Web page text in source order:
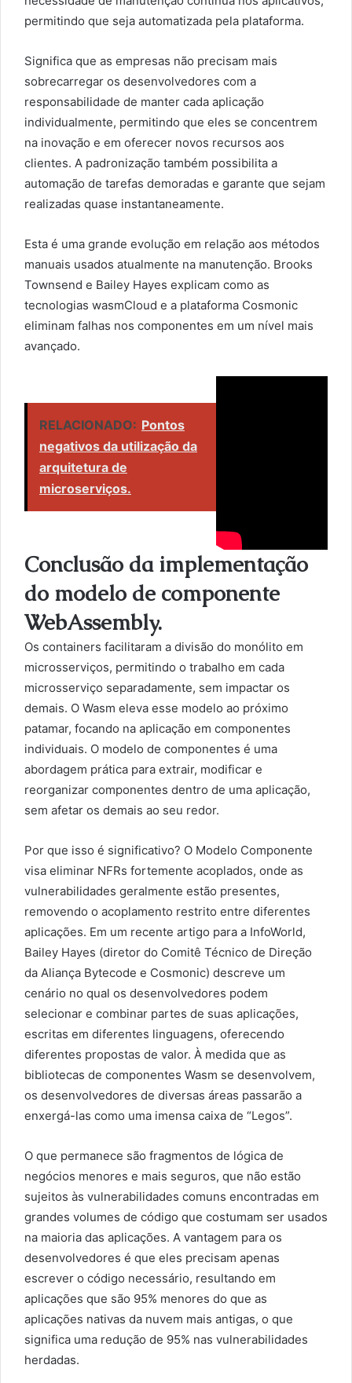
permitindo que seja automatizada pela plataforma.
Significa que as empresas não precisam mais
sobrecarregar os desenvolvedores com a
responsabilidade de manter cada aplicação
individualmente, permitindo que eles se concentrem
na inovação e em oferecer novos recursos aos
clientes. A padronização também possibilita a
automação de tarefas demoradas e garante que sejam
realizadas quase instantaneamente.
Esta é uma grande evolução em relação aos métodos
manuais usados atualmente na manutenção. Brooks
Townsend e Bailey Hayes explicam como as
tecnologias wasmCloud e a plataforma Cosmonic
eliminam falhas nos componentes em um nível mais
avançado.
RELACIONADO: Pontos
negativos da utilização da
arquitetura de
microserviços.
Conclusão da implementação
do modelo de componente
WebAssembly.
Os containers facilitaram a divisão do monólito em
microsserviços, permitindo o trabalho em cada
microsserviço separadamente, sem impactar os
demais. O Wasm eleva esse modelo ao próximo
patamar, focando na aplicação em componentes
individuais. O modelo de componentes é uma
abordagem prática para extrair, modificar e
reorganizar componentes dentro de uma aplicação,
sem afetar os demais ao seu redor.
Por que isso é significativo? O Modelo Componente
visa eliminar NFRs fortemente acoplados, onde as
vulnerabilidades geralmente estão presentes,
removendo o acoplamento restrito entre diferentes
aplicações. Em um recente artigo para a InfoWorld,
Bailey Hayes (diretor do Comitê Técnico de Direção
da Aliança Bytecode e Cosmonic) descreve um
cenário no qual os desenvolvedores podem
selecionar e combinar partes de suas aplicações,
escritas em diferentes linguagens, oferecendo
diferentes propostas de valor. À medida que as
bibliotecas de componentes Wasm se desenvolvem,
os desenvolvedores de diversas áreas passarão a
enxergá-las como uma imensa caixa de “Legos”.
O que permanece são fragmentos de lógica de
negócios menores e mais seguros, que não estão
sujeitos às vulnerabilidades comuns encontradas em
grandes volumes de código que costumam ser usados
na maioria das aplicações. A vantagem para os
desenvolvedores é que eles precisam apenas
escrever o código necessário, resultando em
aplicações que são 95% menores do que as
aplicações nativas da nuvem mais antigas, o que
significa uma redução de 95% nas vulnerabilidades
herdadas.